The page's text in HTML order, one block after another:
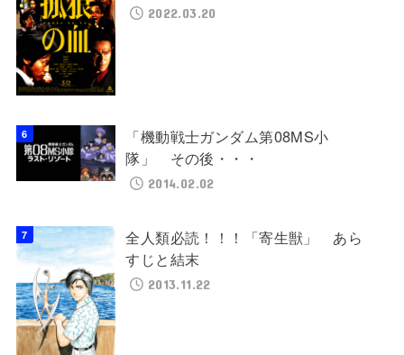
2022.03.20
「機動戦士ガンダム第08MS小
隊」 その後・・・
2014.02.02
全人類必読！！！「寄生獣」 あら
すじと結末
2013.11.22